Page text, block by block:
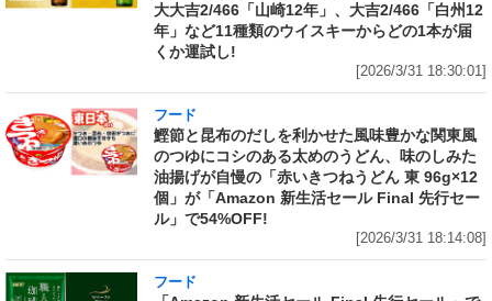
大大吉2/466「山崎12年」、大吉2/466「白州12
年」など11種類のウイスキーからどの1本が届
くか運試し!
[2026/3/31 18:30:01]
フード
鰹節と昆布のだしを利かせた風味豊かな関東風
のつゆにコシのある太めのうどん、味のしみた
油揚げが自慢の「赤いきつねうどん 東 96g×12
個」が「Amazon 新生活セール Final 先行セー
ル」で54%OFF!
[2026/3/31 18:14:08]
フード